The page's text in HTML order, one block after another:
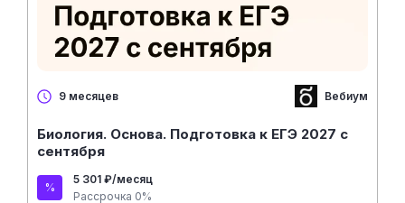
9 месяцев Вебиум
Биология. Основа. Подготовка к ЕГЭ 2027 с
сентября
5 301 ₽/месяц
Рассрочка 0%